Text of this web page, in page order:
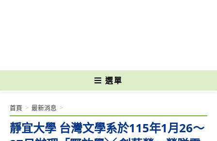
選單
靜宜大學 台灣文學系於115年1月26～
首頁 > 最新消息 >